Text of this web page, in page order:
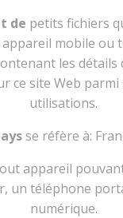
de petits fichiers
mobile ou
les
ce site Web
utilisations.
se réfère à:
appareil
un téléphone
numérique.